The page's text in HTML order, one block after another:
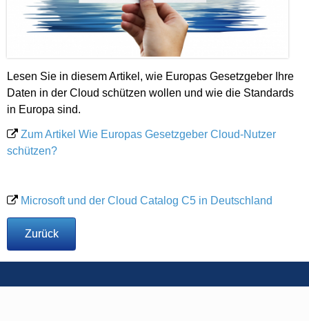
Lesen Sie in diesem Artikel, wie Europas Gesetzgeber Ihre
Daten in der Cloud schützen wollen und wie die Standards
in Europa sind.
Zum Artikel Wie Europas Gesetzgeber Cloud-Nutzer
schützen?
Microsoft und der Cloud Catalog C5 in Deutschland
Zurück